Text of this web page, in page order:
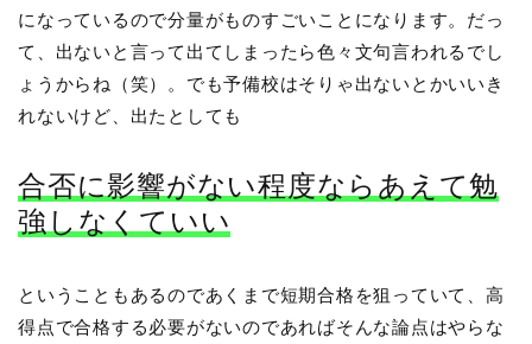
になっているので分量がものすごいことになります。だっ
て、出ないと言って出てしまったら色々文句言われるでし
ょうからね（笑）。でも予備校はそりゃ出ないとかいいき
れないけど、出たとしても
合否に影響がない程度ならあえて勉
強しなくていい
ということもあるのであくまで短期合格を狙っていて、高
得点で合格する必要がないのであればそんな論点はやらな